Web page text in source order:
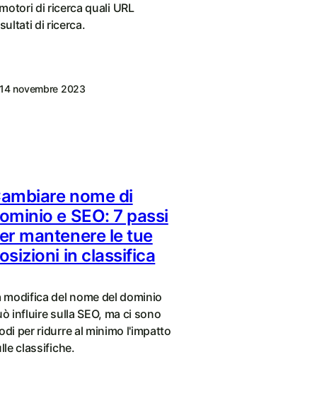
di ricerca quali URL
di ricerca.
14 novembre 2023
nome di
e SEO: 7 passi
mantenere le tue
in classifica
modifica del nome del dominio
influire sulla SEO, ma ci sono
per ridurre al minimo l'impatto
classifiche.